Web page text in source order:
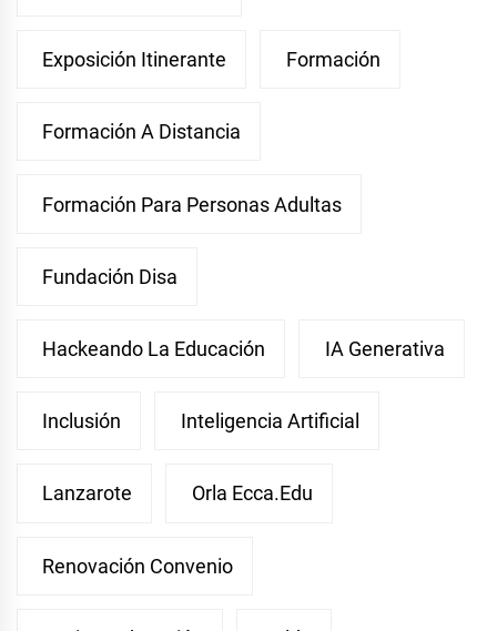
Exposición Itinerante Formación
Formación A Distancia
Formación Para Personas Adultas
Fundación Disa
Hackeando La Educación IA Generativa
Inclusión Inteligencia Artificial
Lanzarote Orla Ecca.edu
Renovación Convenio